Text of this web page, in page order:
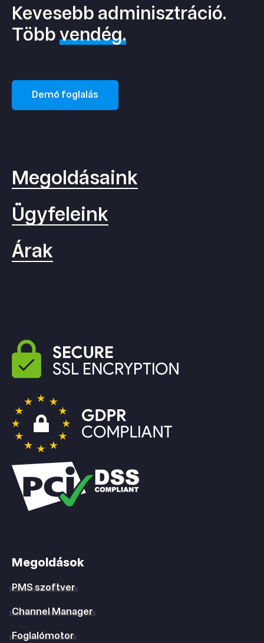
Kevesebb adminisztráció.
Többvendég.
Demó foglalás
Megoldásaink
Ügyfeleink
Árak
Megoldások
PMS szoftver
Channel Manager
Foglalómotor